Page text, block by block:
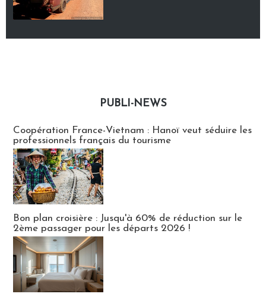
PUBLI-NEWS
Coopération France-Vietnam : Hanoï veut séduire les
professionnels français du tourisme
Bon plan croisière : Jusqu'à 60% de réduction sur le
2ème passager pour les départs 2026 !